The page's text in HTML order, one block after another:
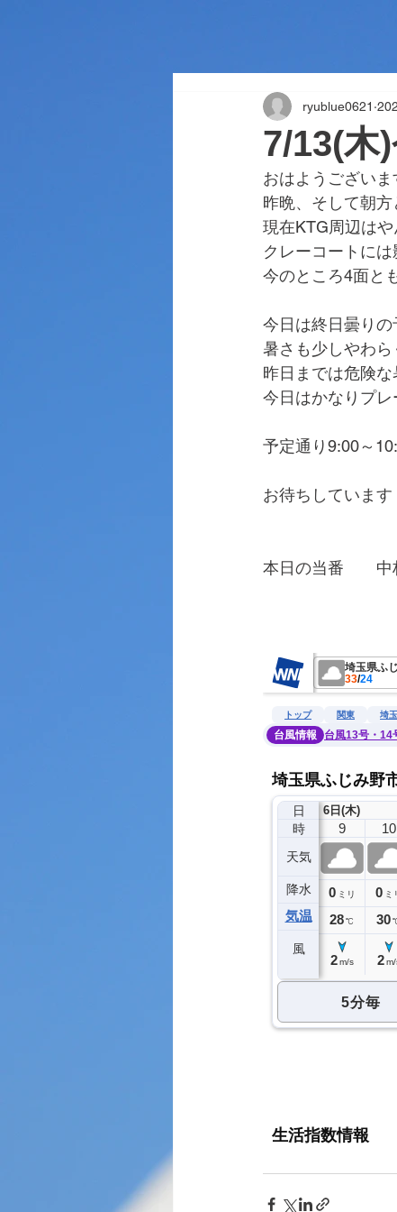
7/13(木
ryublue0621
おはようございま
昨晩、そして朝方
現在KTG周辺はや
クレーコートには
今のところ4面と
今日は終日曇りの
暑さも少しやわら
昨日までは危険な
今日はかなりプレ
予定通り9:00～
お待ちしています
本日の当番　　中
以